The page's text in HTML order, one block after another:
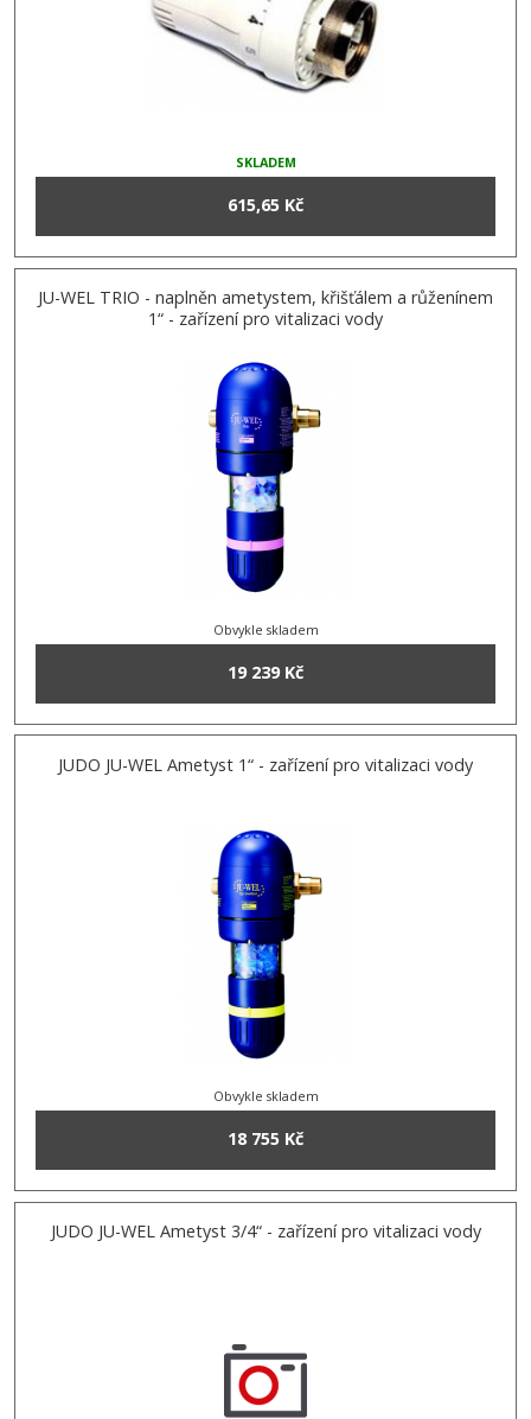
SKLADEM
615,65 Kč
JU-WEL TRIO - naplněn ametystem, křišťálem a růženínem
1“ - zařízení pro vitalizaci vody
Obvykle skladem
19 239 Kč
JUDO JU-WEL Ametyst 1“ - zařízení pro vitalizaci vody
Obvykle skladem
18 755 Kč
JUDO JU-WEL Ametyst 3/4“ - zařízení pro vitalizaci vody